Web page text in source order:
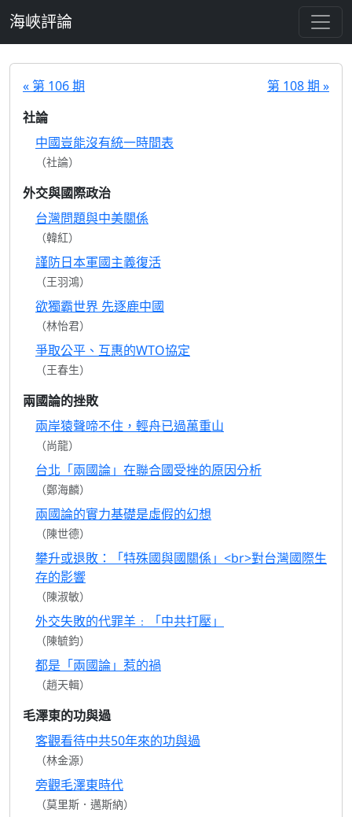
海峽評論
« 第 106 期
第 108 期 »
社論
中國豈能沒有統一時間表
（社論）
外交與國際政治
台灣問題與中美關係
（韓紅）
謹防日本軍國主義復活
（王羽鴻）
欲獨霸世界 先逐鹿中國
（林怡君）
爭取公平、互惠的WTO協定
（王春生）
兩國論的挫敗
兩岸猿聲啼不住，輕舟已過萬重山
（尚龍）
台北「兩國論」在聯合國受挫的原因分析
（鄭海麟）
兩國論的實力基礎是虛假的幻想
（陳世德）
攀升或退敗：「特殊國與國關係」<br>對台灣國際生
存的影響
（陳淑敏）
外交失敗的代罪羊﹕「中共打壓」
（陳毓鈞）
都是「兩國論」惹的禍
（趙天輯）
毛澤東的功與過
客觀看待中共50年來的功與過
（林金源）
旁觀毛澤東時代
（莫里斯．邁斯納）